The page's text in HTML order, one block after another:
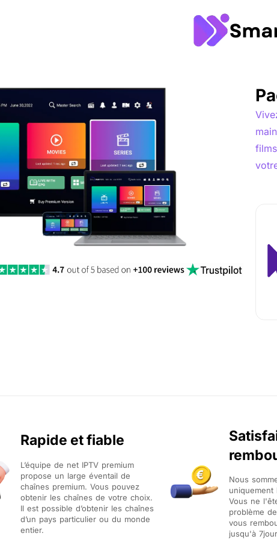
Rapide et fiable
L’équipe de net IPTV premium
propose un large éventail de
chaînes premium. Vous pouvez
obtenir les chaînes de votre choix.
Il est possible d’obtenir les chaînes
d’un pays particulier ou du monde
entier.
Nous
Vous ne
problème
vous
jusqu'à